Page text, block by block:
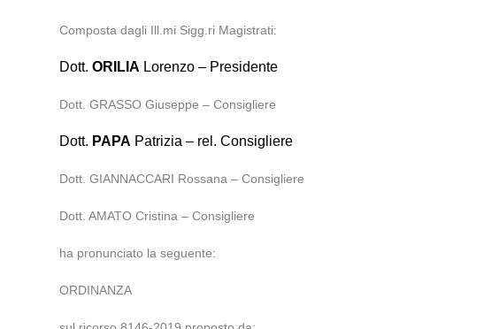
Composta dagli Ill.mi Sigg.ri Magistrati:
Dott.ORILIA Lorenzo – Presidente
Dott. GRASSO Giuseppe – Consigliere
Dott. PAPA Patrizia – rel. Consigliere
Dott. GIANNACCARI Rossana – Consigliere
Dott. AMATO Cristina – Consigliere
ha pronunciato la seguente:
ORDINANZA